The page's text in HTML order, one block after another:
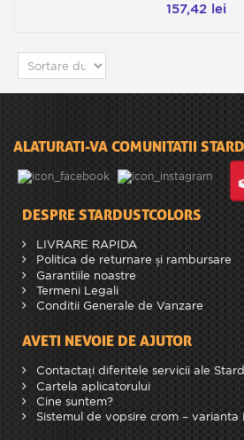
157,42 lei
ALATURATI-VA COMUNITATII
DESPRE STARDUSTCOLORS
LIVRARE RAPIDA
Politica de returnare și rambursare
Garantiile noastre
Termeni Legali
Conditii Generale de Vanzare
AVETI NEVOIE DE AJUTOR
Contactați diferitele servicii ale
Cartela aplicatorului
Cine suntem?
Sistemul de vopsire crom – varianta